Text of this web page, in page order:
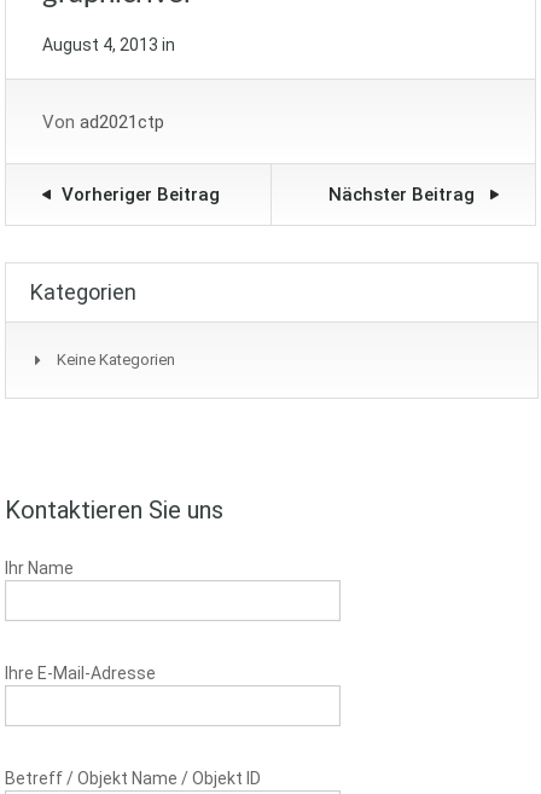
August 4, 2013 in
Von ad2021ctp
Vorheriger Beitrag Nächster Beitrag
Kategorien
Keine Kategorien
Kontaktieren Sie uns
Ihr Name
Ihre E-Mail-Adresse
Betreff / Objekt Name / Objekt ID